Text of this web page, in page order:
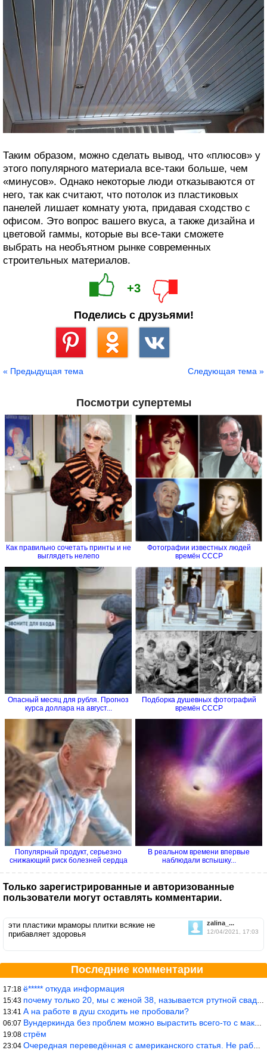
Таким образом, можно сделать вывод, что «плюсов» у
этого популярного материала все-таки больше, чем
«минусов». Однако некоторые люди отказываются от
него, так как считают, что потолок из пластиковых
панелей лишает комнату уюта, придавая сходство с
офисом. Это вопрос вашего вкуса, а также дизайна и
цветовой гаммы, которые вы все-таки сможете
выбрать на необъятном рынке современных
строительных материалов.
+3
Поделись с друзьями!
« Предыдущая тема Следующая тема »
Посмотри супертемы
Как правильно сочетать принты и не
выглядеть нелепо
Фотографии известных людей
времён СССР
Опасный месяц для рубля. Прогноз
курса доллара на август...
Подборка душевных фотографий
времён СССР
Популярный продукт, серьезно
снижающий риск болезней сердца
В реальном времени впервые
наблюдали вспышку...
Только зарегистрированные и авторизованные
пользователи могут оставлять комментарии.
zalina_...
12/04/2021, 17:03
эти пластики мраморы плитки всякие не
прибавляет здоровья
Последние комментарии
17:18 ё***** откуда информация
15:43 почему только 20, мы с женой 38, называется ртутной свадьбой, гр
13:41 А на работе в душ сходить не пробовали?
06:07 Вундеркинда без проблем можно вырастить всего-то с максимально р
19:08 стрём
23:04 Очередная переведённая с американского статья. Не работает эта ф